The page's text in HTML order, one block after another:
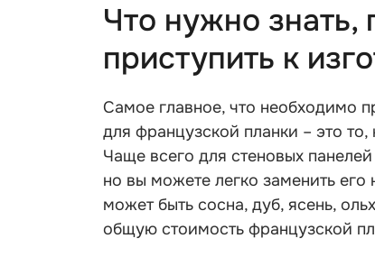
Что нужно
приступить к
Самое главное, что необходимо
для французской планки – это то,
Чаще всего для стеновых
но вы можете легко заменить
может быть сосна, дуб, ясень,
общую стоимость французской